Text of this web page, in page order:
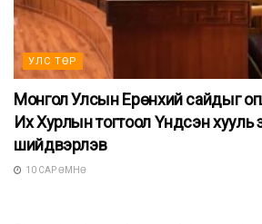
УЛС ТӨР
Монгол Улсын Ерөнхий сайдыг
Их Хурлын тогтоол Үндсэн хууль
шийдвэрлэв
10 САР ӨМНӨ